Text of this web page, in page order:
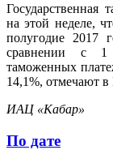
Государственная
на этой неделе,
полугодие 2017
сравнении с 1
таможенных
14,1%, отмечают
ИАЦ «Кабар»
По дате